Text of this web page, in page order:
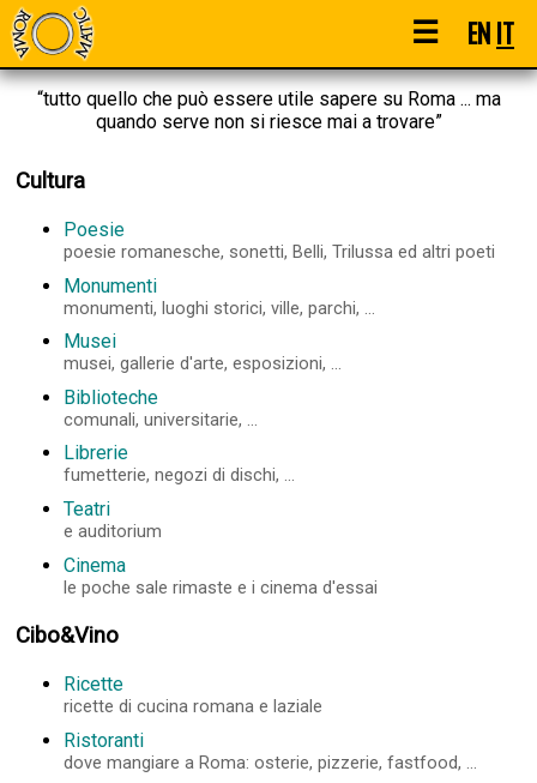
☰ ENIT
“tutto quello che può essere utile sapere su Roma ... ma
quando serve non si riesce mai a trovare”
Cultura
Poesie
poesie romanesche, sonetti, Belli, Trilussa ed altri poeti
Monumenti
monumenti, luoghi storici, ville, parchi, ...
Musei
musei, gallerie d'arte, esposizioni, ...
Biblioteche
comunali, universitarie, ...
Librerie
fumetterie, negozi di dischi, ...
Teatri
e auditorium
Cinema
le poche sale rimaste e i cinema d'essai
Cibo&Vino
Ricette
ricette di cucina romana e laziale
Ristoranti
dove mangiare a Roma: osterie, pizzerie, fastfood, ...